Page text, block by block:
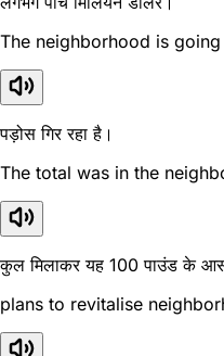
The neighborhood is
पड़ोस गिर रहा है।
The total was in the
कुल मिलाकर यह 100 पाउंड के
plans to revitalise